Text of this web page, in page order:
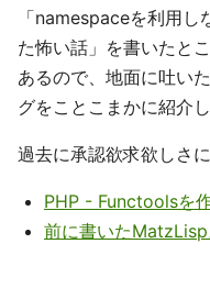
「namespaceを利用
た怖い話」を書いたと
あるので、地面に吐い
グをことこまかに紹介し
過去に承認欲求欲しさ
PHP - Functoolsを
前に書いた